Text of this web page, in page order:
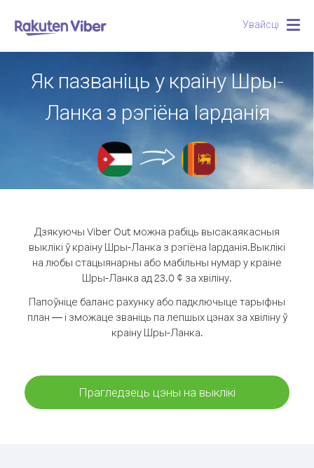
Увайсці
Як пазваніць у краіну Шры-
Ланка з рэгіёна Іарданія
Дзякуючы Viber Out можна рабіць высакаякасныя
выклікі ў краіну Шры-Ланка з рэгіёна Іарданія.Выклікі
на любы стацыянарны або мабільны нумар у краіне
Шры-Ланка ад 23.0 ¢ за хвіліну.
Папоўніце баланс рахунку або падключыце тарыфны
план — і зможаце званіць па лепшых цэнах за хвіліну ў
краіну Шры-Ланка.
Прагледзець цэны на выклікі